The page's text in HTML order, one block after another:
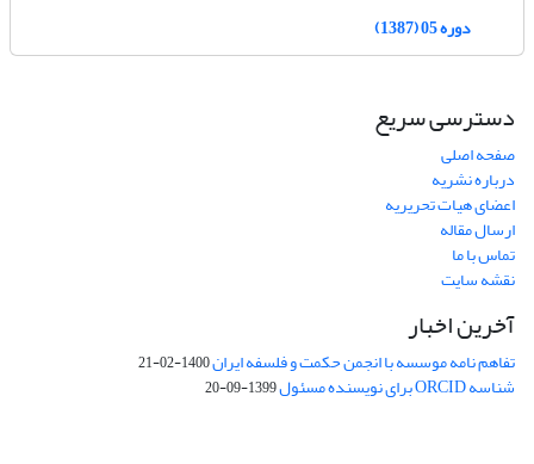
دوره 05 (1387)
دسترسی سریع
صفحه اصلی
درباره نشریه
اعضای هیات تحریریه
ارسال مقاله
تماس با ما
نقشه سایت
آخرین اخبار
تفاهم نامه موسسه با انجمن حکمت و فلسفه ایران1400-02-21
شناسه ORCID برای نویسنده مسئول 1399-09-20